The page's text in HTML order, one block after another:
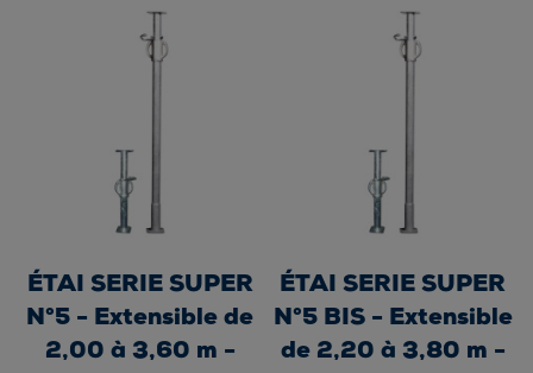
ÉTAI SERIE SUPER
N°5 - Extensible de
2,00 à 3,60 m -
ÉTAI SERIE SUPER
N°5 BIS - Extensible
de 2,20 à 3,80 m -